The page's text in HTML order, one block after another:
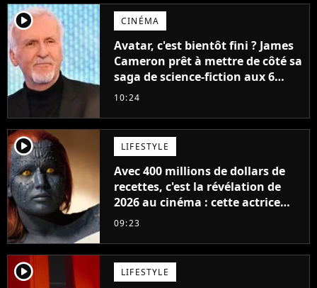
player2 CINÉMA
Avatar, c'est bientôt fini ? James
Cameron prêt à mettre de côté sa
saga de science-fiction aux 6
milliards de recettes
10:24
player2 LIFESTYLE
Avec 400 millions de dollars de
recettes, c'est la révélation de
2026 au cinéma : cette actrice
adorée prête à remplacer
09:23
player2 LIFESTYLE